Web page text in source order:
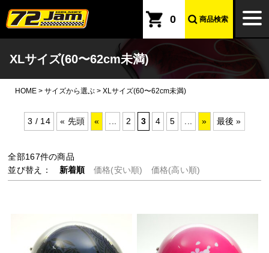
本文へ
0 商品検索
XLサイズ(60〜62cm未満)
HOME > サイズから選ぶ > XLサイズ(60〜62cm未満)
3 / 14 « 先頭 « 2 3 4 5 » 最後 »
全部167件の商品
並び替え：
新着順 価格(安い順) 価格(高い順)